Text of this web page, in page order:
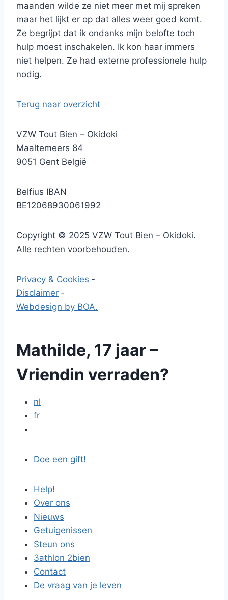
maanden wilde ze niet meer met mij spreken
maar het lijkt er op dat alles weer goed komt.
Ze begrijpt dat ik ondanks mijn belofte toch
hulp moest inschakelen. Ik kon haar immers
niet helpen. Ze had externe professionele hulp
nodig.
Terug naar overzicht
VZW Tout Bien – Okidoki
Maaltemeers 84
9051 Gent België
Belfius IBAN
BE12068930061992
Copyright © 2025 VZW Tout Bien – Okidoki.
Alle rechten voorbehouden.
Privacy & Cookies ‐
Disclaimer ‐
Webdesign by BOA.
Mathilde, 17 jaar –
Vriendin verraden?
nl
fr
Doe een gift!
Help!
Over ons
Nieuws
Getuigenissen
Steun ons
3athlon 2bien
Contact
De vraag van je leven